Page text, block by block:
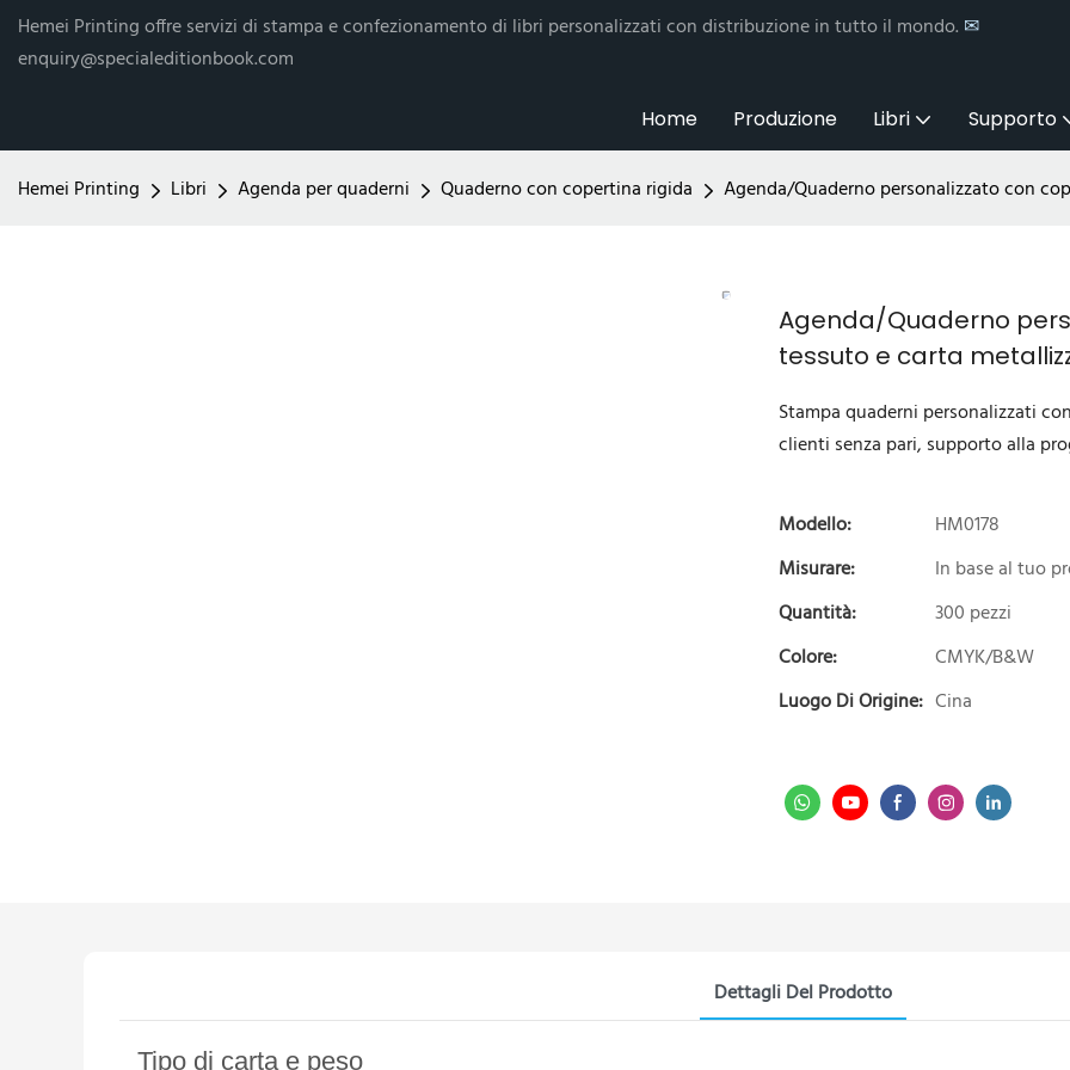
Hemei Printing offre servizi di stampa e confezionamento di libri personalizzati con distribuzione in tutto il mondo. ✉
enquiry@specialeditionbook.com
Home Produzione Libri Supporto
Hemei Printing Libri Agenda per quaderni Quaderno con copertina rigida Agenda/Quaderno personalizzato con
Agenda/Quaderno
tessuto e carta
Stampa quaderni personalizzati
clienti senza pari, supporto alla
Modello:
HM0178
Misurare:
In base al tuo
Quantità:
300 pezzi
Colore:
CMYK/B&W
Luogo Di Origine: Cina
Dettagli Del Prodotto
Tipo di carta e peso